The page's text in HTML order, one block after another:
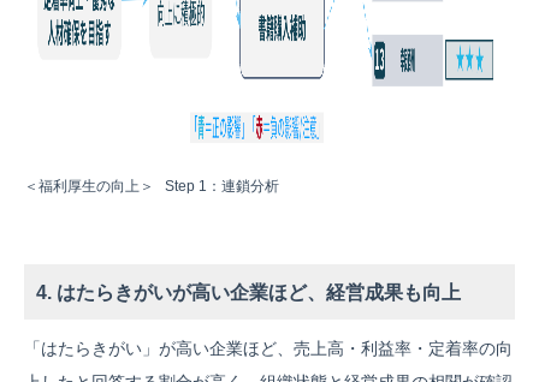
＜福利厚生の向上＞ Step 1：連鎖分析
4. はたらきがいが高い企業ほど、経営成果も向上
「はたらきがい」が高い企業ほど、売上高・利益率・定着率の向